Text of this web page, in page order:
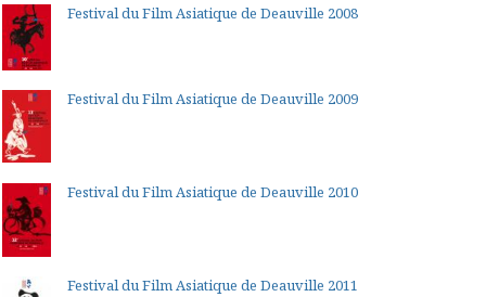
Festival du Film Asiatique de Deauville 2008
Festival du Film Asiatique de Deauville 2009
Festival du Film Asiatique de Deauville 2010
Festival du Film Asiatique de Deauville 2011